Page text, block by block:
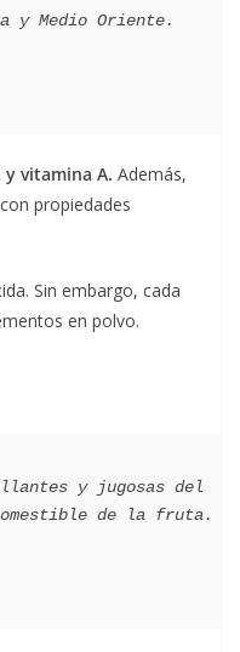
vitamina A. Además,
propiedades
Sin embargo, cada
en polvo.
y jugosas del